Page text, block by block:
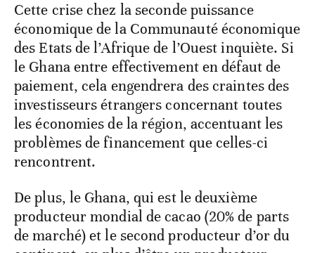
Cette crise chez la seconde puissance
économique de la Communauté économique
des Etats de l’Afrique de l’Ouest inquiète. Si
le Ghana entre effectivement en défaut de
paiement, cela engendrera des craintes des
investisseurs étrangers concernant toutes
les économies de la région, accentuant les
problèmes de financement que celles-ci
rencontrent.
De plus, le Ghana, qui est le deuxième
producteur mondial de cacao (20% de parts
de marché) et le second producteur d’or du